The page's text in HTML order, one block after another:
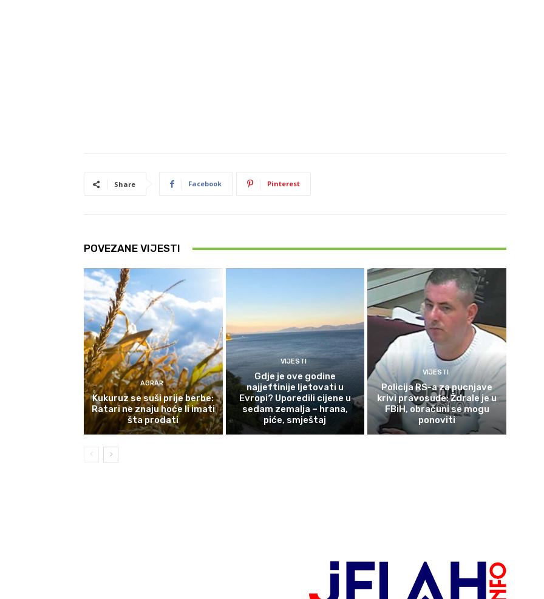
Share Facebook Pinterest
POVEZANE VIJESTI
AGRAR
Kukuruz se suši prije berbe:
Ratari ne znaju hoće li imati
šta prodati
VIJESTI
Gdje je ove godine
najjeftinije ljetovati u
Evropi? Uporedili cijene u
sedam zemalja – hrana,
piće, smještaj
VIJESTI
Policija RS-a za pucnjave
krivi pravosuđe: Ždrale je u
FBiH, obračuni se mogu
ponoviti